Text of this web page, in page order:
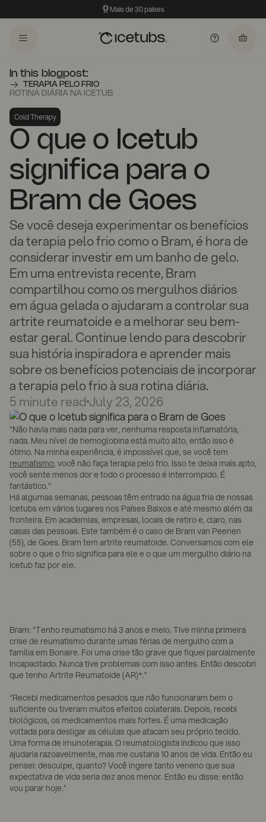
Mais de 30 países
In this blogpost:
TERAPIA PELO FRIO
ROTINA DIÁRIA NA ICETUB
Cold Therapy
O que o Icetub
significa para o
Bram de Goes
Se você deseja experimentar os benefícios
da terapia pelo frio como o Bram, é hora de
considerar investir em um banho de gelo.
Em uma entrevista recente, Bram
compartilhou como os mergulhos diários
em água gelada o ajudaram a controlar sua
artrite reumatoide e a melhorar seu bem-
estar geral. Continue lendo para descobrir
sua história inspiradora e aprender mais
sobre os benefícios potenciais de incorporar
a terapia pelo frio à sua rotina diária.
5 minute readJuly 23, 2026
“Não havia mais nada para ver, nenhuma resposta inflamatória,
nada. Meu nível de hemoglobina está muito alto, então isso é
ótimo. Na minha experiência, é impossível que, se você tem
reumatismo, você não faça terapia pelo frio. Isso te deixa mais apto,
você sente menos dor e todo o processo é interrompido. É
fantástico."
Há algumas semanas, pessoas têm entrado na água fria de nossas
Icetubs em vários lugares nos Países Baixos e até mesmo além da
fronteira. Em academias, empresas, locais de retiro e, claro, nas
casas das pessoas. Este também é o caso de Bram van Peenen
(55), de Goes. Bram tem artrite reumatoide. Conversamos com ele
sobre o que o frio significa para ele e o que um mergulho diário na
Icetub faz por ele.
Bram: “Tenho reumatismo há 3 anos e meio. Tive minha primeira
crise de reumatismo durante umas férias de mergulho com a
família em Bonaire. Foi uma crise tão grave que fiquei parcialmente
incapacitado. Nunca tive problemas com isso antes. Então descobri
que tenho Artrite Reumatoide (AR)*.”
“Recebi medicamentos pesados que não funcionaram bem o
suficiente ou tiveram muitos efeitos colaterais. Depois, recebi
biológicos, os medicamentos mais fortes. É uma medicação
voltada para desligar as células que atacam seu próprio tecido.
Uma forma de imunoterapia. O reumatologista indicou que isso
ajudaria razoavelmente, mas me custaria 10 anos de vida. Então eu
pensei: desculpe, quanto? Você ingere tanto veneno que sua
expectativa de vida seria dez anos menor. Então eu disse: então
vou parar hoje.”